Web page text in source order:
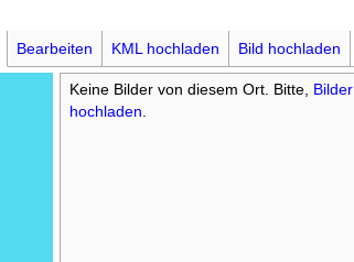
Bearbeiten KML hochladen Bild hochladen
Keine Bilder von diesem Ort. Bitte, Bilder
hochladen